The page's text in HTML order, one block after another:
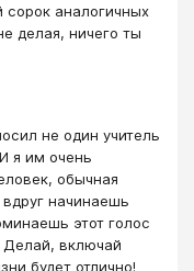
аналогичных
делая, ничего ты
не один учитель
я им очень
обычная
начинаешь
этот голос
Делай, включай
будет отлично!